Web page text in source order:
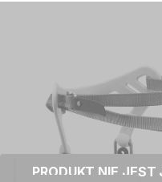
PRODUKT NIE